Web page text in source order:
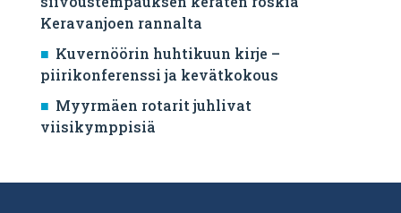
Keravanjoen rannalta
Kuvernöörin huhtikuun kirje –
piirikonferenssi ja kevätkokous
Myyrmäen rotarit juhlivat
viisikymppisiä